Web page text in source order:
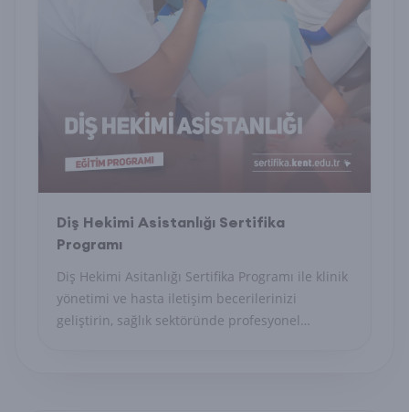
Diş Hekimi Asistanlığı Sertifika
Programı
Diş Hekimi Asitanlığı Sertifika Programı ile klinik
yönetimi ve hasta iletişim becerilerinizi
geliştirin, sağlık sektöründe profesyonel